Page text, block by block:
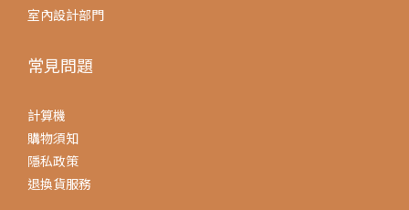
室內設計部門
常見問題
計算機
購物須知
隱私政策
退換貨服務